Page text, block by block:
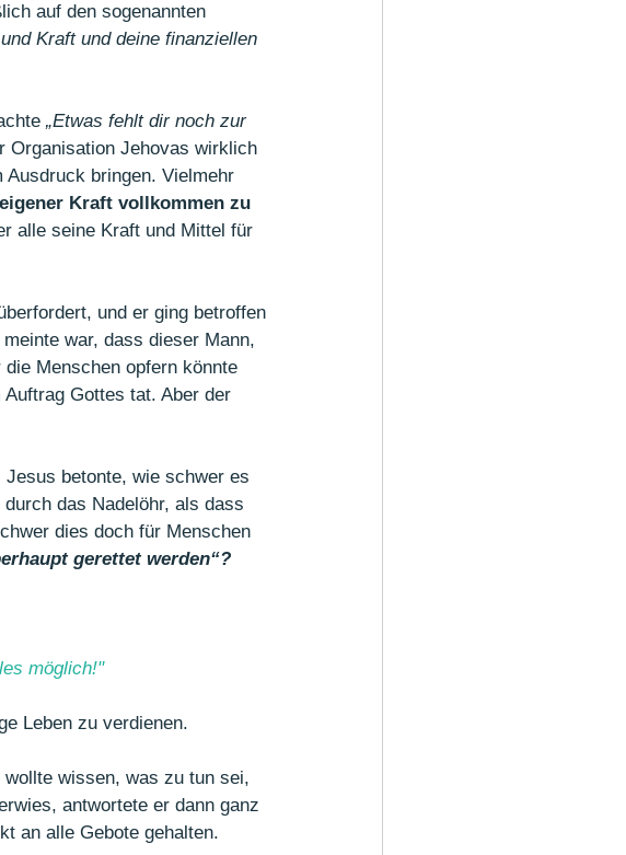
auf den sogenannten
Kraft und deine finanziellen
„Etwas fehlt dir noch zur
Organisation Jehovas wirklich
Ausdruck bringen. Vielmehr
Kraft vollkommen zu
alle seine Kraft und Mittel für
und er ging betroffen
war, dass dieser Mann,
Menschen opfern könnte
Gottes tat. Aber der
betonte, wie schwer es
das Nadelöhr, als dass
dies doch für Menschen
gerettet werden“?
möglich!"
Leben zu verdienen.
wissen, was zu tun sei,
antwortete er dann ganz
an alle Gebote gehalten.